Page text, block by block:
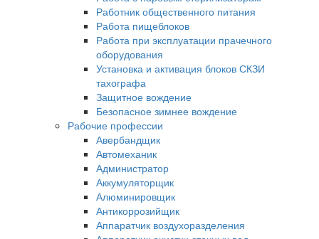
Работник общественного питания
Работа пищеблоков
Работа при эксплуатации прачечного
оборудования
Установка и активация блоков СКЗИ
тахографа
Защитное вождение
Безопасное зимнее вождение
Рабочие профессии
Авербандщик
Автомеханик
Администратор
Аккумуляторщик
Алюминировщик
Антикоррозийщик
Аппаратчик воздухоразделения